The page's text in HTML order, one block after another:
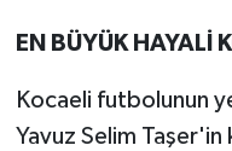
EN BÜYÜK HAYALİ
Kocaeli futbolunun
Yavuz Selim